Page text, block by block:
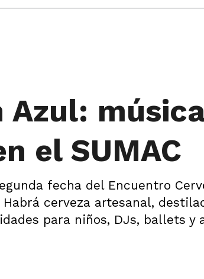
Azul:
el SUMAC
fecha del Encuentro
Habrá cerveza artesanal,
para niños, DJs, ballets y